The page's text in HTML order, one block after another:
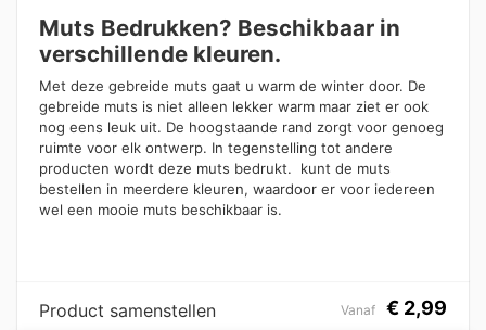
Muts Bedrukken? Beschikbaar in
verschillende kleuren.
Met deze gebreide muts gaat u warm de winter door. De
gebreide muts is niet alleen lekker warm maar ziet er ook
nog eens leuk uit. De hoogstaande rand zorgt voor genoeg
ruimte voor elk ontwerp. In tegenstelling tot andere
producten wordt deze muts bedrukt. kunt de muts
bestellen in meerdere kleuren, waardoor er voor iedereen
wel een mooie muts beschikbaar is.
Product samenstellen Vanaf € 2,99